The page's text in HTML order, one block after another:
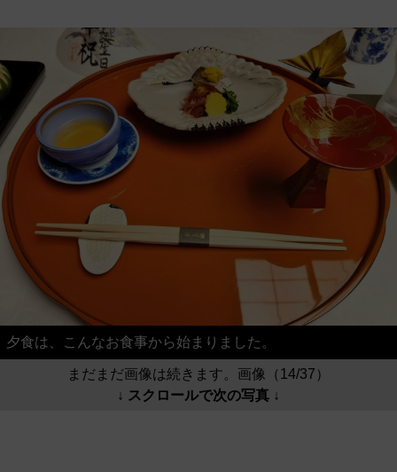
夕食は、こんなお食事から始まりました。
まだまだ画像は続きます。画像（14/37）
↓ スクロールで次の写真 ↓